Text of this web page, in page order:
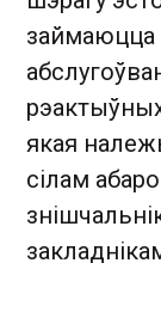
займаюцца
якая
сілам